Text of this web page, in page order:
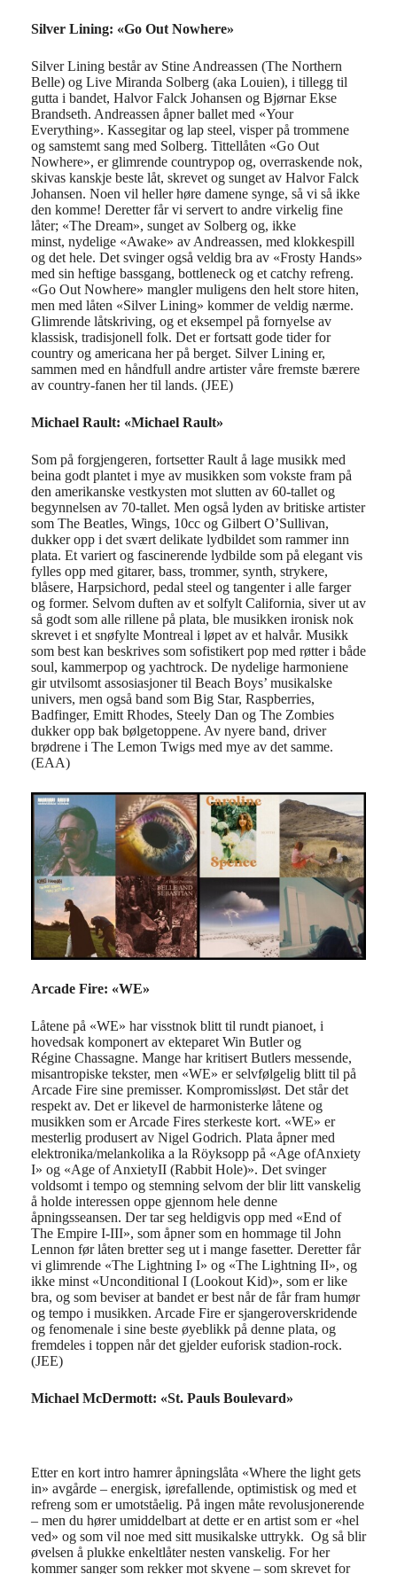
Silver Lining: «Go Out Nowhere»
SilverLining består av Stine Andreassen (The Northern
Belle) og Live Miranda Solberg (aka Louien), i tillegg til
gutta i bandet, Halvor Falck Johansen og Bjørnar Ekse
Brandseth. Andreassen åpnerballet med «Your
Everything». Kassegitar og lap steel, visper på trommene
og samstemt sang med Solberg. Tittellåten «Go Out
Nowhere», er glimrende countrypop og, overraskende nok,
skivas kanskje beste låt, skrevet og sunget av Halvor Falck
Johansen. Noen vil heller høre damene synge, så vi så ikke
den komme! Deretterfår vi servert to andre virkelig fine
låter; «The Dream», sunget av Solberg og, ikke
minst, nydelige «Awake» av Andreassen, med klokkespill
og det hele. Det svinger også veldig bra av «Frosty Hands»
med sin heftige bassgang, bottleneck og et catchy refreng.
«Go Out Nowhere» manglermuligens den helt store hiten,
men med låten «SilverLining» kommerde veldig nærme.
Glimrende låtskriving, og et eksempel på fornyelse av
klassisk, tradisjonell folk. Det er fortsatt gode tider for
country og americana her på berget. SilverLining er,
sammen med en håndfull andre artistervåre fremste bærere
av country-fanen her til lands. (JEE)
Michael Rault: «Michael Rault»
Som på forgjengeren, fortsetter Rault å lage musikk med
beina godt plantet i mye av musikken som vokste fram på
den amerikanske vestkysten mot slutten av 60-tallet og
begynnelsen av 70-tallet. Men også lyden av britiske artister
som The Beatles, Wings, 10cc og Gilbert O’Sullivan,
dukker opp i det svært delikate lydbildet som rammer inn
plata. Et variert og fascinerende lydbilde som på elegant vis
fylles opp med gitarer, bass, trommer, synth, strykere,
blåsere, Harpsichord, pedal steel og tangenter i alle farger
og former. Selvom duften av et solfylt California, siver ut av
så godt som alle rillene på plata, ble musikken ironisk nok
skrevet i et snøfylte Montreal i løpet av et halvår. Musikk
som best kan beskrives som sofistikert pop med røtter i både
soul, kammerpop og yachtrock. De nydelige harmoniene
gir utvilsomt assosiasjoner til Beach Boys’ musikalske
univers, men også band som Big Star, Raspberries,
Badfinger, Emitt Rhodes, Steely Dan og The Zombies
dukker opp bak bølgetoppene. Av nyere band, driver
brødrene i The Lemon Twigs med mye av det samme.
(EAA)
Arcade Fire: «WE»
Låtene på «WE» har visstnok blitt til rundt pianoet, i
hovedsak komponert av ekteparet Win Butler og
Régine Chassagne. Mange har kritisert Butlers messende,
misantropiske tekster, men «WE» er selvfølgelig blitt til på
Arcade Fire sine premisser. Kompromissløst. Det står det
respekt av. Det er likevel de harmonisterke låtene og
musikken som er Arcade Fires sterkeste kort. «WE» er
mesterlig produsert av Nigel Godrich. Plata åpner med
elektronika/melankolika a la Röyksopp på «Age ofAnxiety
I» og «Age of AnxietyII (Rabbit Hole)». Det svinger
voldsomt i tempo og stemning selvom der blirlitt vanskelig
å holde interessen oppe gjennom hele denne
åpningsseansen. Dertar seg heldigvis opp med «End of
The Empire I-III», som åpner som en hommage til John
Lennon før låten bretter seg ut i mange fasetter. Deretter får
vi glimrende «The Lightning I» og «The Lightning II», og
ikke minst «Unconditional I (Lookout Kid)», som er like
bra, og som beviser at bandet er best nårde får fram humør
og tempo i musikken. Arcade Fire er sjangeroverskridende
og fenomenale i sine beste øyeblikk på denne plata, og
fremdeles i toppen når det gjeldereuforisk stadion-rock.
(JEE)
Michael McDermott: «St. Pauls Boulevard»
Etter en kort intro hamreråpningslåta «Where the light gets
in» avgårde – energisk, iørefallende, optimistisk og med et
refreng som erumotståelig. På ingen måte revolusjonerende
– men du hørerumiddelbart at dette er en artist som er «hel
ved» og som vil noe med sitt musikalske uttrykk. Og så blir
øvelsen å plukke enkeltlåter nesten vanskelig. Forher
kommer sanger som rekker mot skyene – som skrevet for